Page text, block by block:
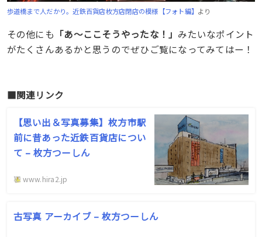
歩道橋まで人だかり。近鉄百貨店枚方店閉店の模様【フォト編】 より
その他にも 「あ〜ここそうやったな！」 みたいなポイント
がたくさんあるかと思うのでぜひご覧になってみてはー！
■関連リンク
【思い出＆写真募集】枚方市駅
前に昔あった近鉄百貨店につい
て – 枚方つーしん
www.hira2.jp
古写真 アーカイブ – 枚方つーしん